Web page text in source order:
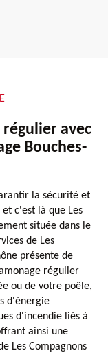
régulier avec
Bouches-
la sécurité et
c'est là que Les
située dans le
de Les
présente de
régulier
ou de votre poêle,
d'énergie
d'incendie liés à
ainsi une
Les Compagnons